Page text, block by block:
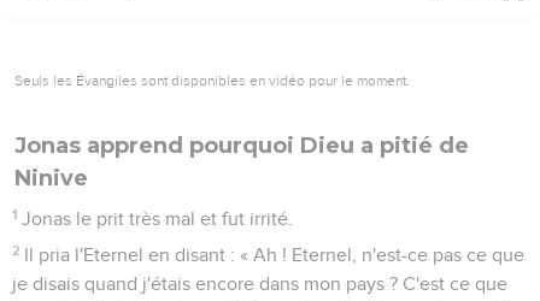
Seuls les Évangiles sont disponibles en vidéo pour le moment.
Jonas apprend pourquoi Dieu a pitié de
Ninive
1 Jonas le prit très mal et fut irrité.
2 Il pria l'Eternel en disant : « Ah ! Eternel, n'est-ce pas ce que
je disais quand j'étais encore dans mon pays ? C'est ce que